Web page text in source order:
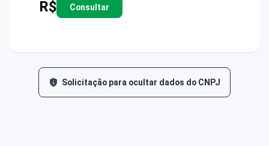
R$ Consultar
Solicitação para ocultar dados do CNPJ